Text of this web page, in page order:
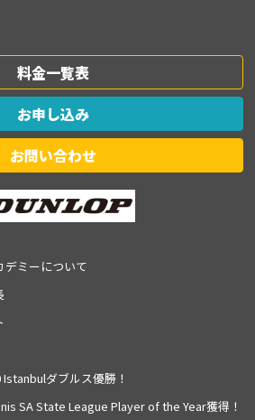
料金一覧表
お申し込み
お問い合わせ
デミーについて
ダブルス優勝！
SA State League Player of the Year獲得！